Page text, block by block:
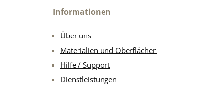
Informationen
Über uns
Materialien und Oberflächen
Hilfe / Support
Dienstleistungen